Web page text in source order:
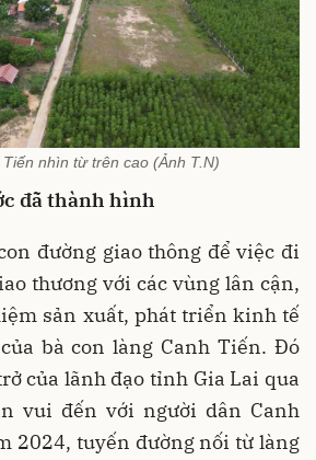
nhìn từ trên cao (Ảnh T.N)
đã thành hình
đường giao thông để việc đi
thương với các vùng lân cận,
sản xuất, phát triển kinh tế
bà con làng Canh Tiến. Đó
của lãnh đạo tỉnh Gia Lai qua
vui đến với người dân Canh
2024, tuyến đường nối từ làng